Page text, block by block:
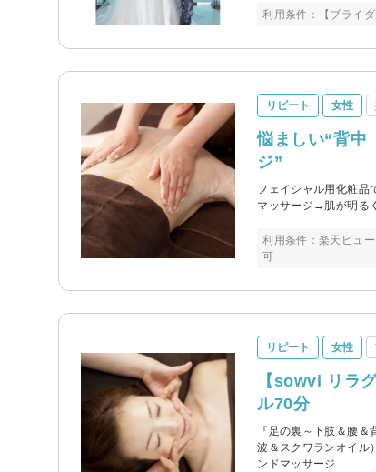
利用条件：【ブライ
リピート 女性
悩ましい“背中
ジ”
フェイシャル用化粧
マッサージ→肌が明る
利用条件：楽天ビュ
可
リピート 女性
【sowvi リラ
ル70分
『足の裏～下肢＆腰
波＆スクワランオイル
ンドマッサージ